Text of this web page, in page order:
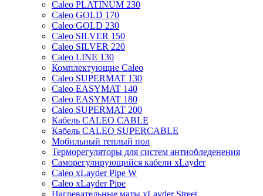
Caleo PLATINUM 230
Caleo GOLD 170
Caleo GOLD 230
Caleo SILVER 150
Caleo SILVER 220
Caleo LINE 130
Комплектующие Caleo
Caleo SUPERMAT 130
Caleo EASYMAT 140
Caleo EASYMAT 180
Caleo SUPERMAT 200
Кабель CALEO CABLE
Кабель CALEO SUPERCABLE
Мобильный теплый пол
Терморегуляторы для систем антиобледенения
Саморегулирующийся кабели xLayder
Caleo xLayder Pipe W
Caleo xLayder Pipe
Нагревательные маты xLayder Street